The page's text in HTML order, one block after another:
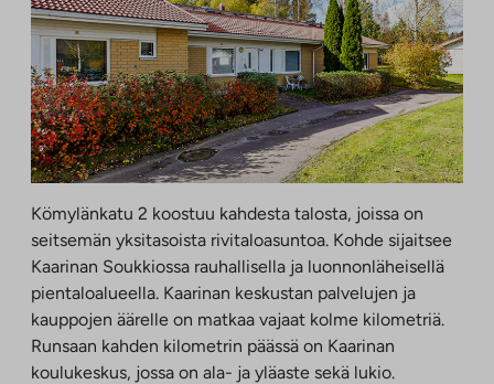
Kömylänkatu 2 koostuu kahdesta talosta, joissa on
seitsemän yksitasoista rivitaloasuntoa. Kohde sijaitsee
Kaarinan Soukkiossa rauhallisella ja luonnonläheisellä
pientaloalueella. Kaarinan keskustan palvelujen ja
kauppojen äärelle on matkaa vajaat kolme kilometriä.
Runsaan kahden kilometrin päässä on Kaarinan
koulukeskus, jossa on ala- ja yläaste sekä lukio.